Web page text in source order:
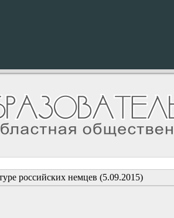
российских немцев (5.09.2015)